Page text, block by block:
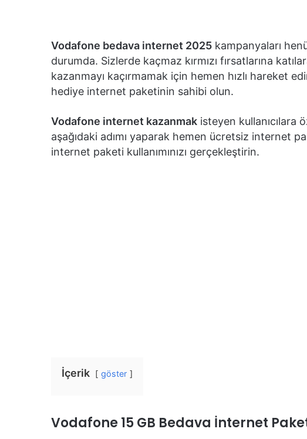
Vodafone bedava internet 2025 kampanyaları
durumda. Sizlerde kaçmaz kırmızı fırsatlarına
kazanmayı kaçırmamak için hemen hızlı hareket
hediye internet paketinin sahibi olun.
Vodafone internet kazanmak isteyen kullanıcılara
aşağıdaki adımı yaparak hemen ücretsiz internet
internet paketi kullanımınızı gerçekleştirin.
İçerik göster
Vodafone 15 GB Bedava İnternet